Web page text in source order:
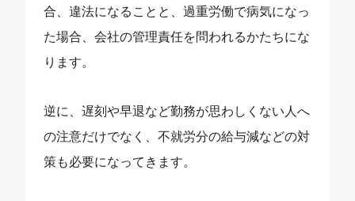
合、違法になることと、過重労働で病気になっ
た場合、会社の管理責任を問われるかたちにな
ります。
逆に、遅刻や早退など勤務が思わしくない人へ
の注意だけでなく、不就労分の給与減などの対
策も必要になってきます。